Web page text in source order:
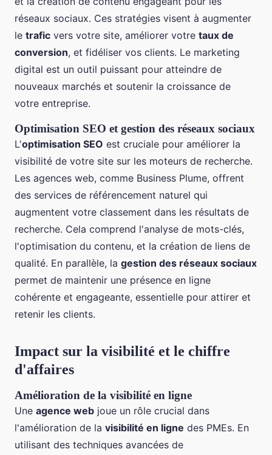
réseaux sociaux. Ces stratégies visent à augmenter
le trafic vers votre site, améliorer votre taux de
conversion, et fidéliser vos clients. Le marketing
digital est un outil puissant pour atteindre de
nouveaux marchés et soutenir la croissance de
votre entreprise.
Optimisation SEO et gestion des réseaux sociaux
L'optimisation SEO est cruciale pour améliorer la
visibilité de votre site sur les moteurs de recherche.
Les agences web, comme Business Plume, offrent
des services de référencement naturel qui
augmentent votre classement dans les résultats de
recherche. Cela comprend l'analyse de mots-clés,
l'optimisation du contenu, et la création de liens de
qualité. En parallèle, la gestion des réseaux sociaux
permet de maintenir une présence en ligne
cohérente et engageante, essentielle pour attirer et
retenir les clients.
Impact sur la visibilité et le chiffre
d'affaires
Amélioration de la visibilité en ligne
Une agence web joue un rôle crucial dans
l'amélioration de la visibilité en ligne des PMEs. En
utilisant des techniques avancées de